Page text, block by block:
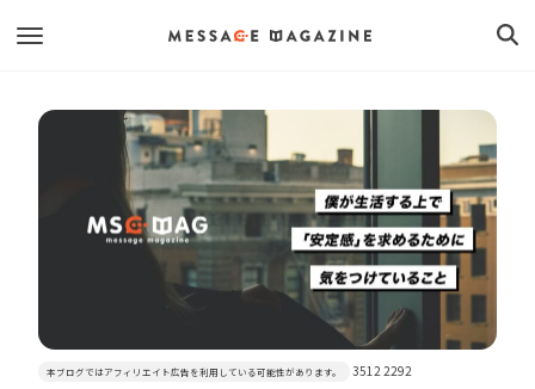
本ブログではアフィリエイト広告を利用している可能性があります。 3512 2292